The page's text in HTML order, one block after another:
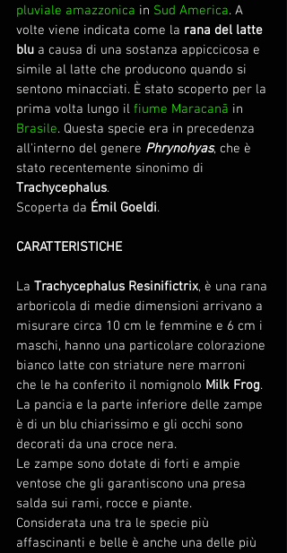
pluviale amazzonica in Sud America. A
volte viene indicata come la rana del latte
blu a causa di una sostanza appiccicosa e
simile al latte che producono quando si
sentono minacciati. È stato scoperto per la
prima volta lungo il fiume Maracanã in
Brasile. Questa specie era in precedenza
all'interno del genere Phrynohyas, che è
stato recentemente sinonimo di
Trachycephalus.
Scoperta da Émil Goeldi.
CARATTERISTICHE
La Trachycephalus Resinifictrix, è una rana
arboricola di medie dimensioni arrivano a
misurare circa 10 cm le femmine e 6 cm i
maschi, hanno una particolare colorazione
bianco latte con striature nere marroni
che le ha conferito il nomignolo Milk Frog.
La pancia e la parte inferiore delle zampe
è di un blu chiarissimo e gli occhi sono
decorati da una croce nera.
Le zampe sono dotate di forti e ampie
ventose che gli garantiscono una presa
salda sui rami, rocce e piante.
Considerata una tra le specie più
affascinanti e belle è anche una delle più